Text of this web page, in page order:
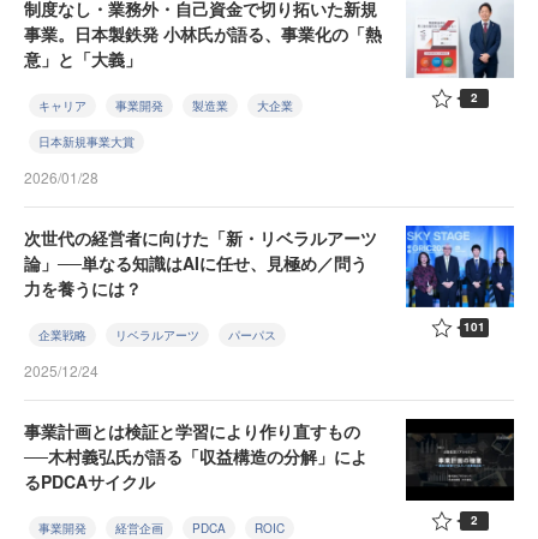
制度なし・業務外・自己資金で切り拓いた新規
事業。日本製鉄発 小林氏が語る、事業化の「熱
意」と「大義」
キャリア 事業開発 製造業 大企業
日本新規事業大賞
2026/01/28
2
次世代の経営者に向けた「新・リベラルアーツ
論」──単なる知識はAIに任せ、見極め／問う
力を養うには？
企業戦略 リベラルアーツ パーパス
2025/12/24
101
事業計画とは検証と学習により作り直すもの
──木村義弘氏が語る「収益構造の分解」によ
るPDCAサイクル
事業開発 経営企画 PDCA ROIC 2